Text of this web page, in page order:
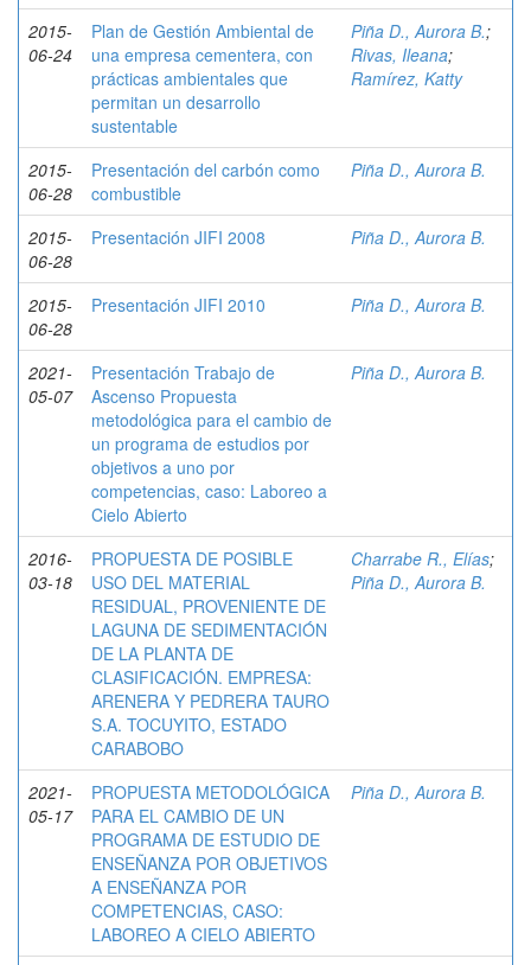
2015-
06-24
Plan de Gestión Ambiental de
una empresa cementera, con
prácticas ambientales que
permitan un desarrollo
sustentable
Piña D., Aurora B.;
Rivas, Ileana;
Ramírez, Katty
2015-
06-28
Presentación del carbón como
combustible
Piña D., Aurora B.
2015-
06-28
Presentación JIFI 2008 Piña D., Aurora B.
2015-
06-28
Presentación JIFI 2010 Piña D., Aurora B.
2021-
05-07
Presentación Trabajo de
Ascenso Propuesta
metodológica para el cambio de
un programa de estudios por
objetivos a uno por
competencias, caso: Laboreo a
Cielo Abierto
Piña D., Aurora B.
2016-
03-18
PROPUESTA DE POSIBLE
USO DEL MATERIAL
RESIDUAL, PROVENIENTE DE
LAGUNA DE SEDIMENTACIÓN
DE LA PLANTA DE
CLASIFICACIÓN. EMPRESA:
ARENERA Y PEDRERA TAURO
S.A. TOCUYITO, ESTADO
CARABOBO
Charrabe R., Elías;
Piña D., Aurora B.
2021-
05-17
PROPUESTA METODOLÓGICA
PARA EL CAMBIO DE UN
PROGRAMA DE ESTUDIO DE
ENSEÑANZA POR OBJETIVOS
A ENSEÑANZA POR
COMPETENCIAS, CASO:
LABOREO A CIELO ABIERTO
Piña D., Aurora B.